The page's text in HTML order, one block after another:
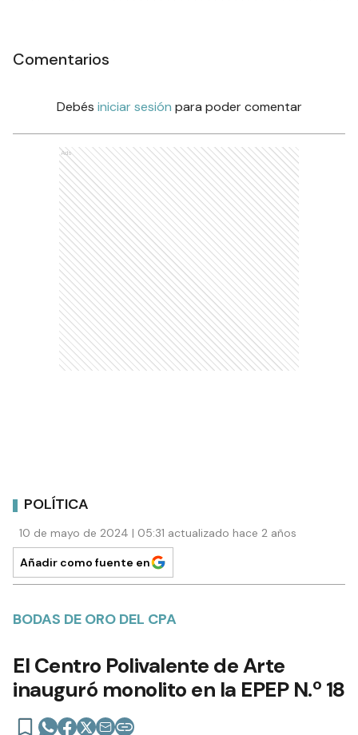
Comentarios
Debés iniciar sesión para poder comentar
Ads
POLÍTICA
10 de mayo de 2024 | 05:31 actualizado hace 2 años
Añadir como fuente en
BODAS DE ORO DEL CPA
El Centro Polivalente de Arte
inauguró monolito en la EPEP N.º 18